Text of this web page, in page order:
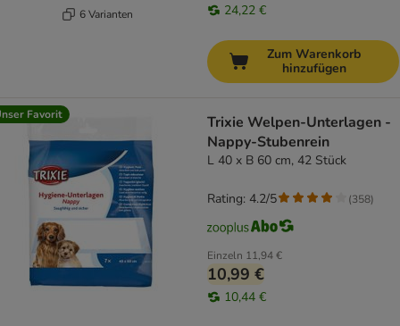
6 Varianten 24,22 €
Zum Warenkorb
hinzufügen
Favorit
Trixie Welpen-Unterlagen -
Nappy-Stubenrein
L 40 x B 60 cm, 42 Stück
Einzeln 11,94 €
10,99 €
10,44 €
Rating: 4.2/5 (358)